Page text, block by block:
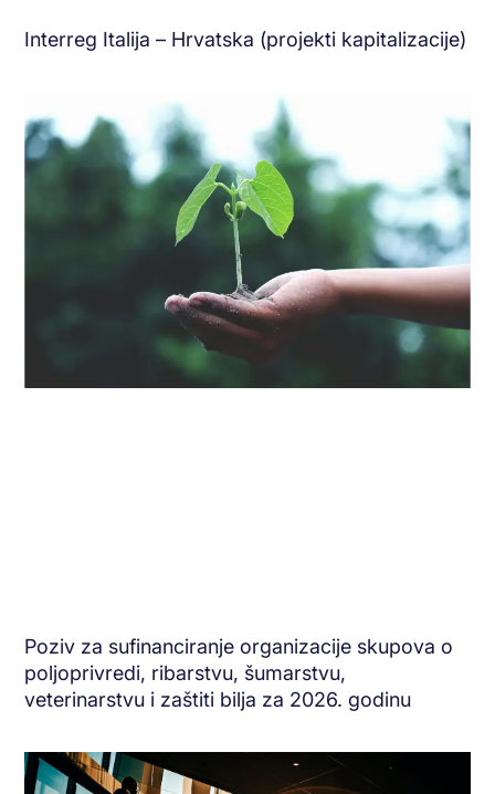
Interreg Italija – Hrvatska (projekti kapitalizacije)
Poziv za sufinanciranje organizacije skupova o
poljoprivredi, ribarstvu, šumarstvu,
veterinarstvu i zaštiti bilja za 2026. godinu